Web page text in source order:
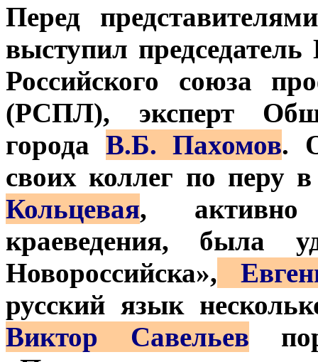
Перед
выступил
Российского союза
(РСПЛ), эксперт
города В.Б. Пахомов.
своих коллег по перу
Кольцевая,
краеведения, была
Новороссийска»,
русский язык
Виктор Савельев